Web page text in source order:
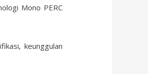
Mono PERC
keunggulan